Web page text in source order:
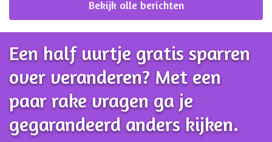
Bekijk alle berichten
Een half uurtje gratis sparren
over veranderen? Met een
paar rake vragen ga je
gegarandeerd anders kijken.